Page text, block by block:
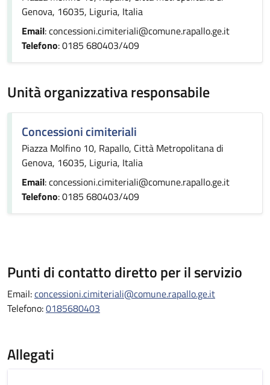
Genova, 16035, Liguria, Italia
Email: concessioni.cimiteriali@comune.rapallo.ge.it
Telefono: 0185 680403/409
Unità organizzativa responsabile
Concessioni cimiteriali
Piazza Molfino 10, Rapallo, Città Metropolitana di
Genova, 16035, Liguria, Italia
Email: concessioni.cimiteriali@comune.rapallo.ge.it
Telefono: 0185 680403/409
Punti di contatto diretto per il servizio
Email:concessioni.cimiteriali@comune.rapallo.ge.it
Telefono:0185680403
Allegati